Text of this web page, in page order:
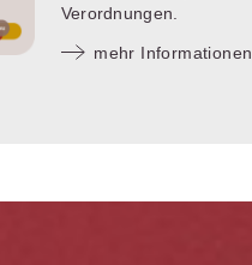
Verordnungen.
mehr Informationen